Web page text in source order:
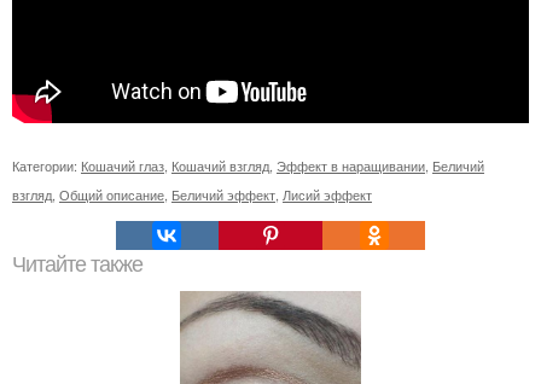
Категории: Кошачий глаз Кошачий взгляд Эффект в наращивании Беличий
взгляд Общий описание Беличий эффект Лисий эффект
Читайте также